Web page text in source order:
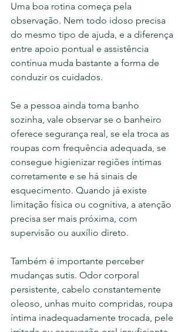
Uma boa rotina começa pela
observação. Nem todo idoso precisa
do mesmo tipo de ajuda, e a diferença
entre apoio pontual e assistência
contínua muda bastante a forma de
conduzir os cuidados.
Se a pessoa ainda toma banho
sozinha, vale observar se o banheiro
oferece segurança real, se ela troca as
roupas com frequência adequada, se
consegue higienizar regiões íntimas
corretamente e se há sinais de
esquecimento. Quando já existe
limitação física ou cognitiva, a atenção
precisa ser mais próxima, com
supervisão ou auxílio direto.
Também é importante perceber
mudanças sutis. Odor corporal
persistente, cabelo constantemente
oleoso, unhas muito compridas, roupa
íntima inadequadamente trocada, pele